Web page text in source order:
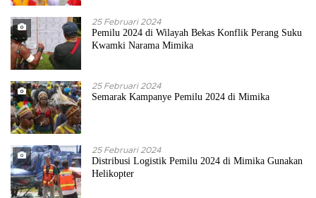
25 Februari 2024
Pemilu 2024 di Wilayah Bekas Konflik Perang Suku
Kwamki Narama Mimika
25 Februari 2024
Semarak Kampanye Pemilu 2024 di Mimika
25 Februari 2024
Distribusi Logistik Pemilu 2024 di Mimika Gunakan
Helikopter